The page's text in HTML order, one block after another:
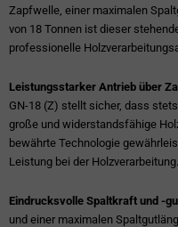
Zapfwelle, einer maximalen
von 18 Tonnen ist dieser
professionelle
Leistungsstarker Antrieb über
GN-18 (Z) stellt sicher, dass
große und widerstandsfähige
bewährte Technologie
Leistung bei der Holzverarbeitung.
Eindrucksvolle Spaltkraft und -
und einer maximalen